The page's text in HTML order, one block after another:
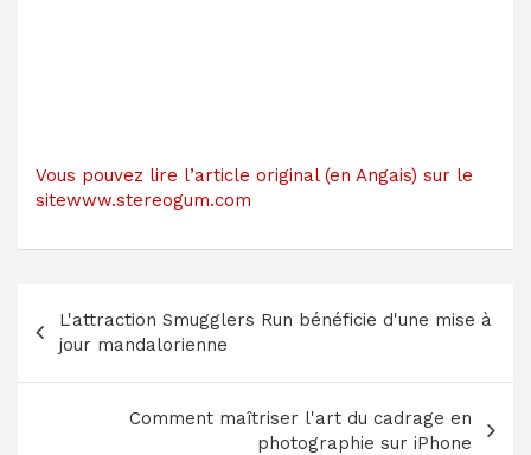
Vous pouvez lire l’article original (en Angais) sur le
sitewww.stereogum.com
de
l’article
L'attraction Smugglers Run bénéficie d'une mise à
jour mandalorienne
Comment maîtriser l'art du cadrage en
photographie sur iPhone